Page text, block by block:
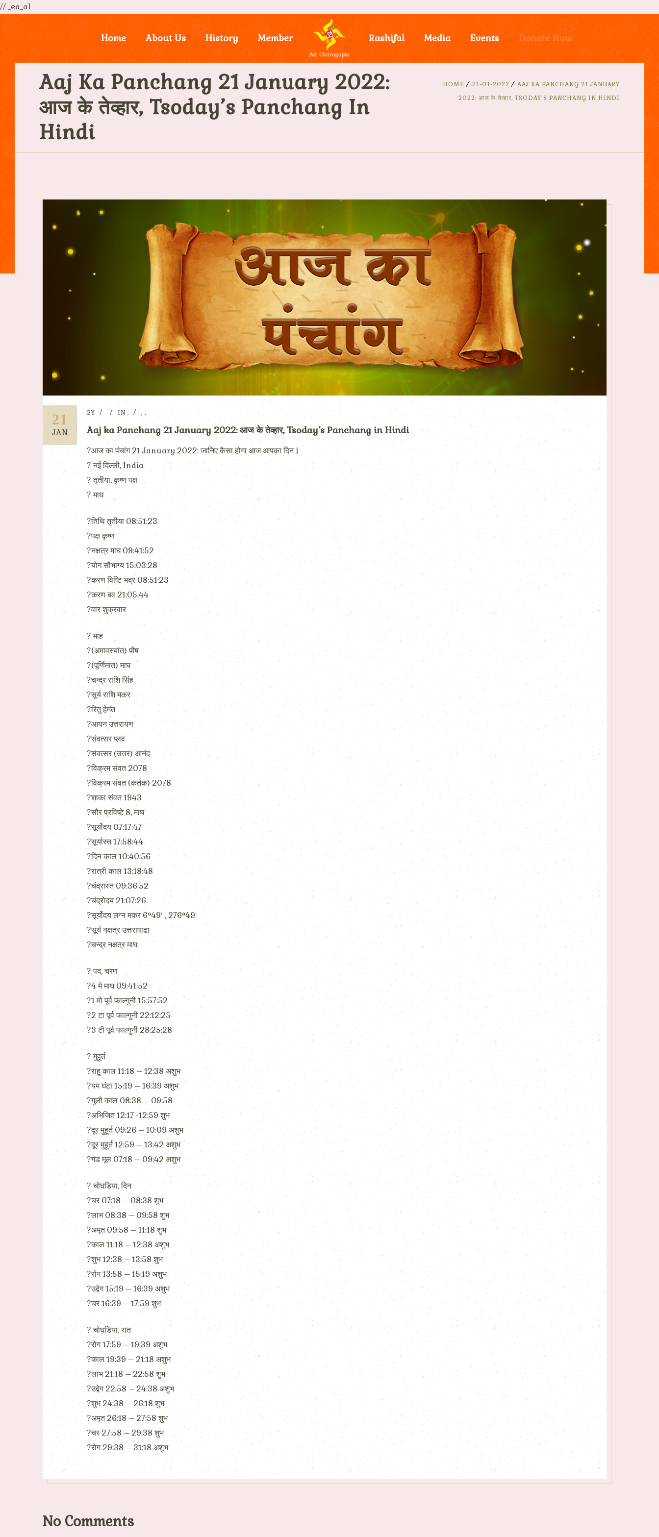
// _ea_al
Home About Us History Member Rashifal Media Events Donate Now
Aaj Ka Panchang 21 January 2022:
आज के तेव्हार, Tsoday’s Panchang In
Hindi
HOME 21-01-2022
AAJ KA PANCHANG 21 JANUARY
2022: आज के तेव्हार, TSODAY’S PANCHANG IN HINDI
21
JAN
BY IN , , ,
Aaj ka Panchang 21 January 2022: आज के तेव्हार, Tsoday’s Panchang in Hindi
?आज का पंचांग 21 January 2022: जानिए कैसा होगा आज आपका दिन |
?️ नई दिल्ली, India
?️ तृतीया, कृष्ण पक्ष
?️ माघ
?तिथि तृतीया 08:51:23
?पक्ष कृष्ण
?नक्षत्र माघ 09:41:52
?योग सौभाग्य 15:03:28
?करण विष्टि भद्र 08:51:23
?करण बव 21:05:44
?वार शुक्रवार
?️ माह
?(अमावस्यांत) पौष
?(पूर्णिमांत) माघ
?चन्द्र राशि सिंह
?सूर्य राशि मकर
?रितु हेमंत
?आयन उत्तरायण
?संवत्सर प्लव
?संवत्सर (उत्तर) आनंद
?विक्रम संवत 2078
?विक्रम संवत (कर्तक) 2078
?शाका संवत 1943
?सौर प्रविष्टे 8, माघ
?सूर्योदय 07:17:47
?सूर्यास्त 17:58:44
?दिन काल 10:40:56
?रात्री काल 13:18:48
?चंद्रास्त 09:36:52
?चंद्रोदय 21:07:26
?सूर्योदय लग्न मकर 6°49′ , 276°49′
?सूर्य नक्षत्र उत्तराषाढा
?चन्द्र नक्षत्र माघ
?️ पद, चरण
?4 मे माघ 09:41:52
?1 मो पूर्व फाल्गुनी 15:57:52
?2 टा पूर्व फाल्गुनी 22:12:25
?3 टी पूर्व फाल्गुनी 28:25:28
?️ मुहूर्त
?राहू काल 11:18 – 12:38 अशुभ
?यम घंटा 15:19 – 16:39 अशुभ
?गुली काल 08:38 – 09:58
?अभिजित 12:17 -12:59 शुभ
?दूर मुहूर्त 09:26 – 10:09 अशुभ
?दूर मुहूर्त 12:59 – 13:42 अशुभ
?गंड मूल 07:18 – 09:42 अशुभ
?️ चोघडिया, दिन
?चर 07:18 – 08:38 शुभ
?लाभ 08:38 – 09:58 शुभ
?अमृत 09:58 – 11:18 शुभ
?काल 11:18 – 12:38 अशुभ
?शुभ 12:38 – 13:58 शुभ
?रोग 13:58 – 15:19 अशुभ
?उद्वेग 15:19 – 16:39 अशुभ
?चर 16:39 – 17:59 शुभ
?️ चोघडिया, रात
?रोग 17:59 – 19:39 अशुभ
?काल 19:39 – 21:18 अशुभ
?लाभ 21:18 – 22:58 शुभ
?उद्वेग 22:58 – 24:38 अशुभ
?शुभ 24:38 – 26:18 शुभ
?अमृत 26:18 – 27:58 शुभ
?चर 27:58 – 29:38 शुभ
?रोग 29:38 – 31:18 अशुभ
No Comments